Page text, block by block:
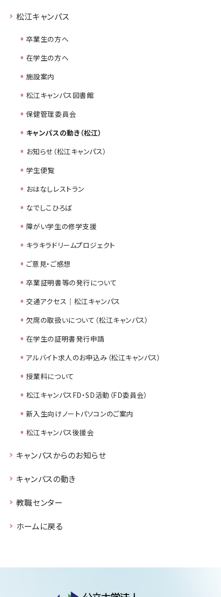
松江キャンパス
卒業生の方へ
在学生の方へ
施設案内
松江キャンパス図書館
保健管理委員会
キャンパスの動き（松江）
お知らせ（松江キャンパス）
学生便覧
おはなしレストラン
なでしこひろば
障がい学生の修学支援
キラキラドリームプロジェクト
ご意見・ご感想
卒業証明書等の発行について
交通アクセス｜松江キャンパス
欠席の取扱いについて（松江キャンパス）
在学生の証明書発行申請
アルバイト求人のお申込み（松江キャンパス）
授業料について
松江キャンパスFD・SD活動（FD委員会）
新入生向けノートパソコンのご案内
松江キャンパス後援会
キャンパスからのお知らせ
キャンパスの動き
教職センター
ホームに戻る